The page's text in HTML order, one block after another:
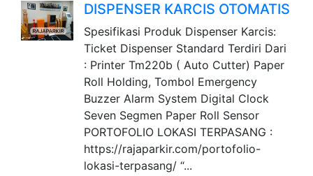
DISPENSER KARCIS OTOMATIS
Spesifikasi Produk Dispenser Karcis:
Ticket Dispenser Standard Terdiri Dari
: Printer Tm220b ( Auto Cutter) Paper
Roll Holding, Tombol Emergency
Buzzer Alarm System Digital Clock
Seven Segmen Paper Roll Sensor
PORTOFOLIO LOKASI TERPASANG :
https://rajaparkir.com/portofolio-
lokasi-terpasang/ “...